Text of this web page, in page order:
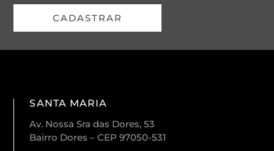
CADASTRAR
SANTA MARIA
Av. Nossa Sra das Dores, 53
Bairro Dores – CEP 97050-531